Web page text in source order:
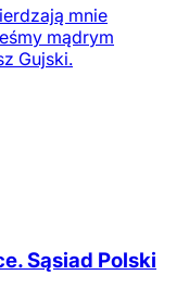
mnie
mądrym
Gujski.
Sąsiad Polski